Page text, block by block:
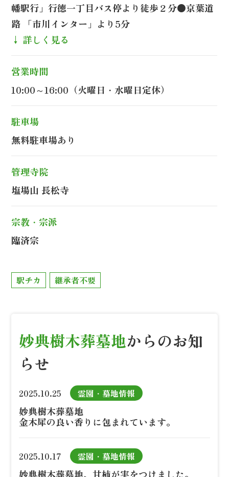
幡駅行」行徳一丁目バス停より徒歩２分●京葉道
路 「市川インター」より5分
↓ 詳しく見る
営業時間
10:00～16:00（火曜日・水曜日定休）
駐車場
無料駐車場あり
管理寺院
塩場山 長松寺
宗教・宗派
臨済宗
駅チカ 継承者不要
妙典樹木葬墓地からのお知
らせ
2025.10.25 霊園・墓地情報
妙典樹木葬墓地
金木犀の良い香りに包まれています。
2025.10.17 霊園・墓地情報
妙典樹木葬墓地、甘柿が実をつけました。